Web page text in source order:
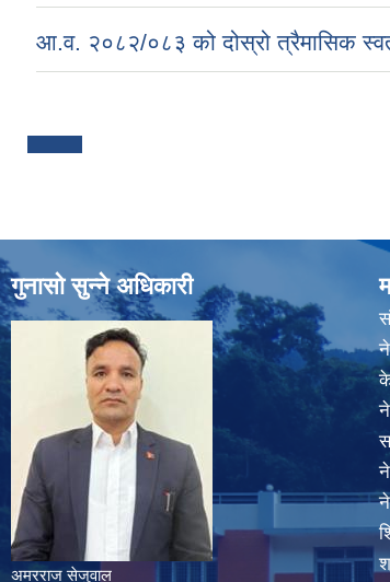
आ.व. २०८२/०८३ को दोस्रो त्रैमासिक
गुनासो सुन्ने अधिकारी
अमरराज सेजुवाल